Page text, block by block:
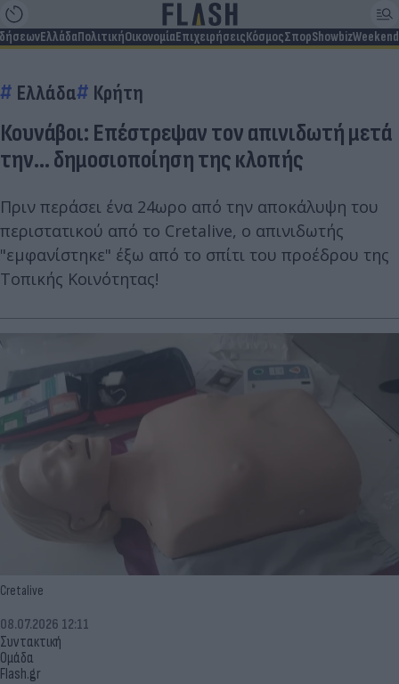
ΕλλάδαΠολιτικήΟικονομίαΕπιχειρήσειςΚόσμοςΣπορShowbizWeekend
Ελλάδα Κρήτη
Κουνάβοι: Επέστρεψαν τον απινιδωτή μετά
την... δημοσιοποίηση της κλοπής
Πριν περάσει ένα 24ωρο από την αποκάλυψη του
περιστατικού από το Cretalive, ο απινιδωτής
"εμφανίστηκε" έξω από το σπίτι του προέδρου της
Τοπικής Κοινότητας!
Cretalive
Συντακτική
Ομάδα
Flash.gr
08.07.2026 12:11